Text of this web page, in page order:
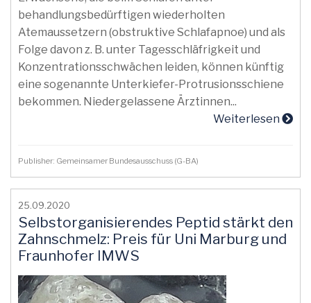
behandlungsbedürftigen wiederholten
Atemaussetzern (obstruktive Schlafapnoe) und als
Folge davon z. B. unter Tagesschläfrigkeit und
Konzentrationsschwächen leiden, können künftig
eine sogenannte Unterkiefer-Protrusionsschiene
bekommen. Niedergelassene Ärztinnen...
Weiterlesen
Publisher: Gemeinsamer Bundesausschuss (G-BA)
25.09.2020
Selbstorganisierendes Peptid stärkt den
Zahnschmelz: Preis für Uni Marburg und
Fraunhofer IMWS